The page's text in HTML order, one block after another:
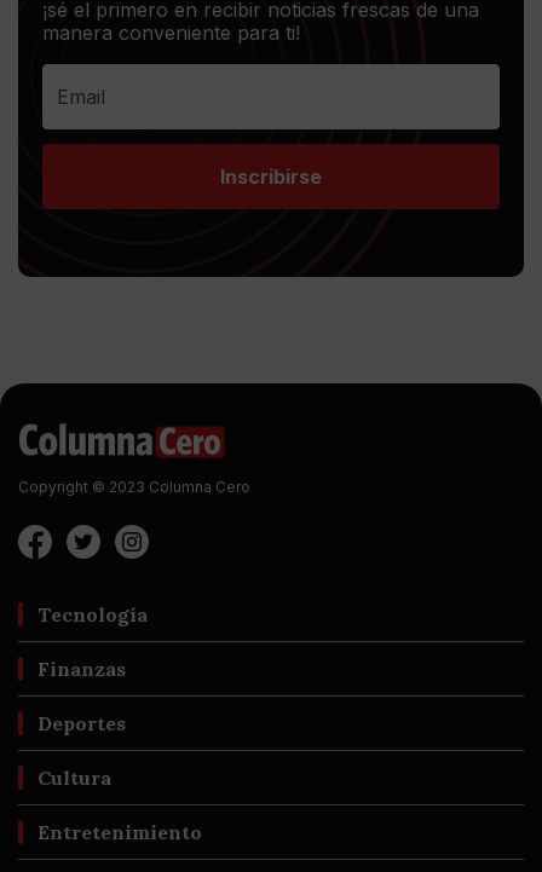
¡sé el primero en recibir noticias frescas de una
manera conveniente para ti!
Inscribirse
Copyright © 2023 Columna Cero
Tecnología
Finanzas
Deportes
Cultura
Entretenimiento